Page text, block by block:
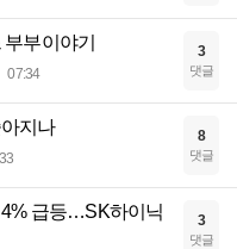
부이야기
07:34
3
댓글
지나 8
댓글
급등…SK하이닉
3
댓글